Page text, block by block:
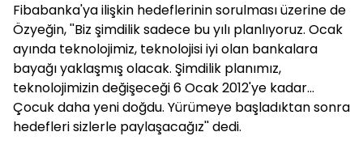
Fibabanka'ya ilişkin hedeflerinin sorulması üzerine de
Özyeğin, ''Biz şimdilik sadece bu yılı planlıyoruz. Ocak
ayında teknolojimiz, teknolojisi iyi olan bankalara
bayağı yaklaşmış olacak. Şimdilik planımız,
teknolojimizin değişeceği 6 Ocak 2012'ye kadar...
Çocuk daha yeni doğdu. Yürümeye başladıktan sonra
hedefleri sizlerle paylaşacağız'' dedi.